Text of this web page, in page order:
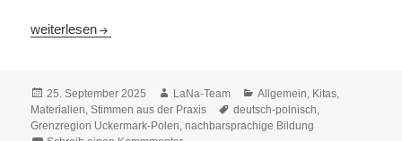
Dreisprachiges Memo-Spiel auf der uckermärkischen
weiterlesen
Veröffentlicht
am
25. September 2025 Autor
LaNa-Team Kategorien
Allgemein, Kitas,
Materialien,Stimmen aus der Praxis Schlagwörter
deutsch-polnisch,
Grenzregion Uckermark-Polen,nachbarsprachige Bildung